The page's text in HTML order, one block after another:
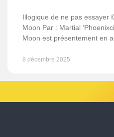
Illogique de ne pas essayer
Moon Par : Martial
Moon est présentement en
8 décembre 2025